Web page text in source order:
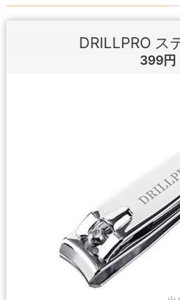
DRILLPRO ス
399円